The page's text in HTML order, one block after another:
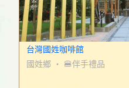
台灣國姓咖啡館
國姓鄉 ・ 🍔伴手禮品